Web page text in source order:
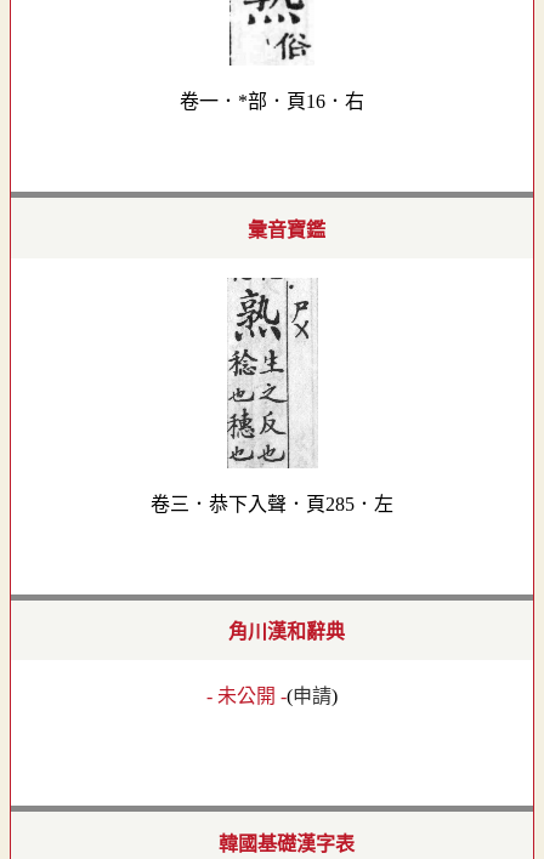
卷一．*部．頁16．右
彙音寶鑑
卷三．恭下入聲．頁285．左
角川漢和辭典
- 未公開 -(申請)
韓國基礎漢字表